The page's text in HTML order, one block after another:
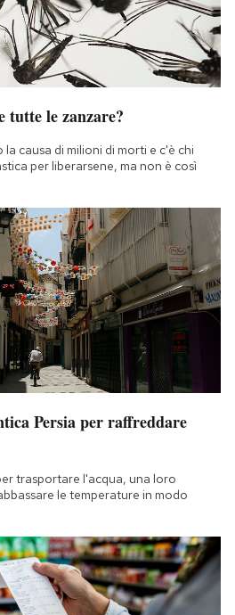
tutte le zanzare?
causa di milioni di morti e c'è chi
per liberarsene, ma non è così
Persia per raffreddare
trasportare l'acqua, una loro
le temperature in modo